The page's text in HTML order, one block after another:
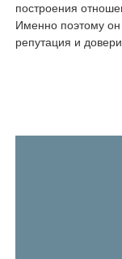
построения
Именно поэтому
репутация и